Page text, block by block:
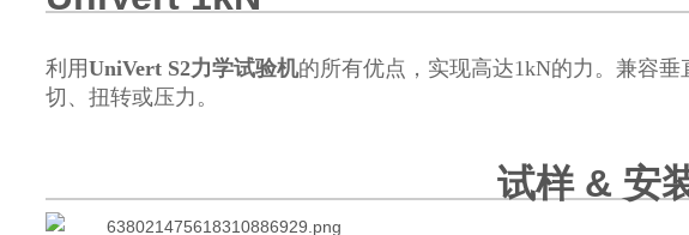
利用UniVert S2力学试验机的所有优点，实现高达1kN的力。兼容
切、扭转或压力。
试样 & 安